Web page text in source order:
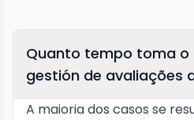
Quanto tempo toma o
gestión de avaliações
A maioria dos casos se